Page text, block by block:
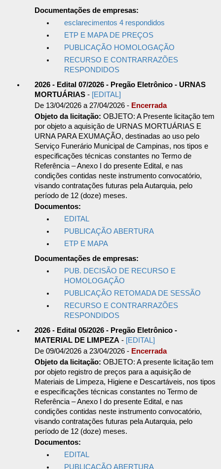
Documentações de empresas:
esclarecimentos 4 respondidos
ETP E MAPA DE PREÇOS
PUBLICAÇÃO HOMOLOGAÇÃO
RECURSO E CONTRARRAZÕES
RESPONDIDOS
2026 - Edital 07/2026 - Pregão Eletrônico - URNAS
MORTUÁRIAS - [EDITAL]
De 13/04/2026 a 27/04/2026 - Encerrada
Objeto da licitação: OBJETO: A Presente licitação tem
por objeto a aquisição de URNAS MORTUÁRIAS E
URNA PARA EXUMAÇÃO, destinadas ao uso pelo
Serviço Funerário Municipal de Campinas, nos tipos e
especificações técnicas constantes no Termo de
Referência – Anexo I do presente Edital, e nas
condições contidas neste instrumento convocatório,
visando contratações futuras pela Autarquia, pelo
período de 12 (doze) meses.
Documentos:
EDITAL
PUBLICAÇÃO ABERTURA
ETP E MAPA
Documentações de empresas:
PUB. DECISÃO DE RECURSO E
HOMOLOGAÇÃO
PUBLICAÇÃO RETOMADA DE SESSÃO
RECURSO E CONTRARRAZÕES
RESPONDIDOS
2026 - Edital 05/2026 - Pregão Eletrônico -
MATERIAL DE LIMPEZA - [EDITAL]
De 09/04/2026 a 23/04/2026 - Encerrada
Objeto da licitação: OBJETO: A presente licitação tem
por objeto registro de preços para a aquisição de
Materiais de Limpeza, Higiene e Descartáveis, nos tipos
e especificações técnicas constantes no Termo de
Referência – Anexo I do presente Edital, e nas
condições contidas neste instrumento convocatório,
visando contratações futuras pela Autarquia, pelo
período de 12 (doze) meses.
Documentos:
EDITAL
PUBLICAÇÃO ABERTURA